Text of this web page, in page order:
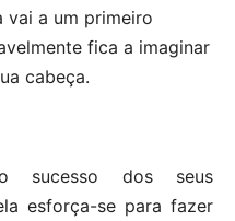
vai a um primeiro
fica a imaginar
cabeça.
sucesso dos seus
esforça-se para fazer